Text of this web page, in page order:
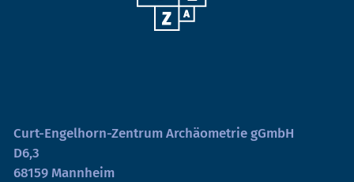
Curt-Engelhorn-Zentrum Archäometrie gGmbH
D6,3
68159 Mannheim